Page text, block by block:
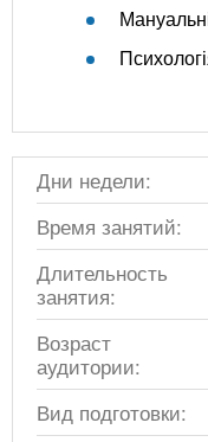
Дни недели:
Время занятий:
Длительность
занятия:
Возраст
аудитории:
Вид подготовки: